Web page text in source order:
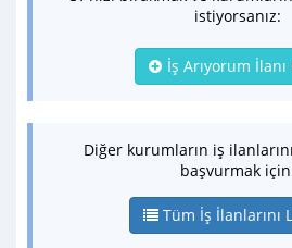
istiyorsanız:
İş Arıyorum İlanı
Diğer kurumların iş
başvurmak
Tüm İş İlanlarını